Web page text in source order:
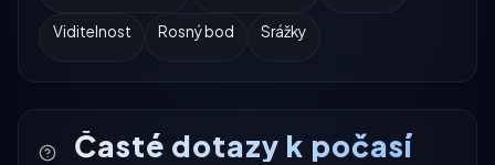
Viditelnost Rosný bod Srážky
Časté dotazy k počasí